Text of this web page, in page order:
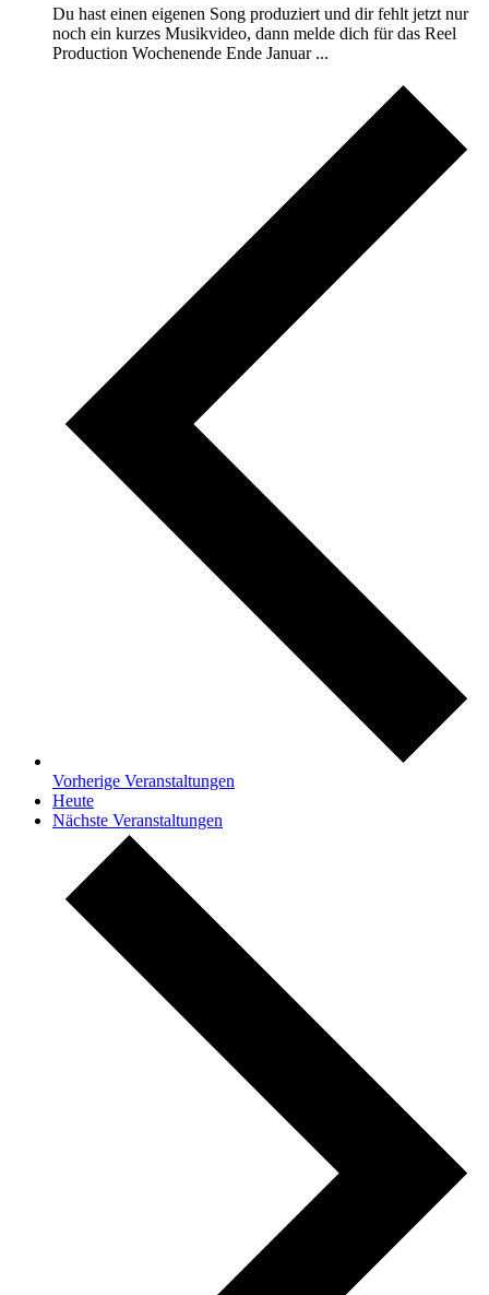
Du hast einen eigenen Song produziert und dir fehlt jetzt nur
noch ein kurzes Musikvideo, dann melde dich für das Reel
Production Wochenende Ende Januar ...
Vorherige Veranstaltungen
Heute
Nächste Veranstaltungen